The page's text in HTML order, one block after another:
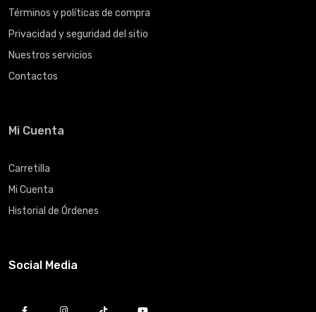
Términos y políticas de compra
Privacidad y seguridad del sitio
Nuestros servicios
Contactos
Mi Cuenta
Carretilla
Mi Cuenta
Historial de Órdenes
Social Media